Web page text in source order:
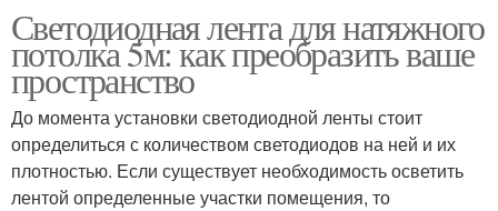
Светодиодная лента для натяжного
потолка 5м: как преобразить ваше
пространство
До момента установки светодиодной ленты стоит
определиться с количеством светодиодов на ней и их
плотностью. Если существует необходимость осветить
лентой определенные участки помещения, то